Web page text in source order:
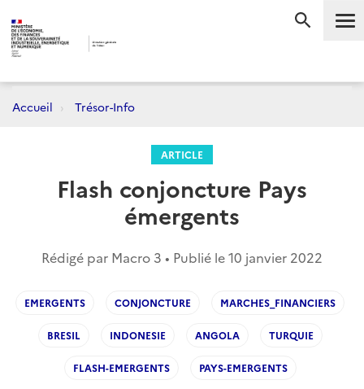
Accueil Trésor-Info
ARTICLE
Flash conjoncture Pays
émergents
Rédigé par Macro 3 • Publié le10 janvier 2022
EMERGENTS CONJONCTURE MARCHES_FINANCIERS
BRESIL INDONESIE ANGOLA TURQUIE
FLASH-EMERGENTS PAYS-EMERGENTS